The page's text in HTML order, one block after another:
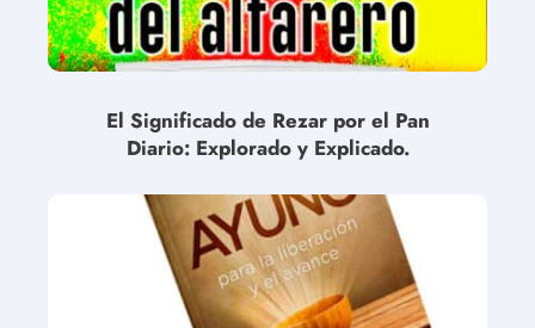
El Significado de Rezar por el Pan
Diario: Explorado y Explicado.